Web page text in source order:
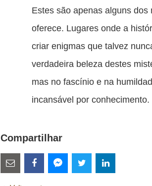
Estes são apenas alguns
oferece. Lugares onde a
criar enigmas que talvez
verdadeira beleza destes
mas no fascínio e na
incansável por conhecimento.
Compartilhar
Estes
links